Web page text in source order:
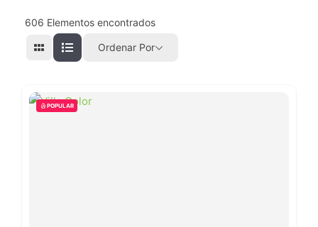
606 Elementos encontrados
Ordenar Por
POPULAR